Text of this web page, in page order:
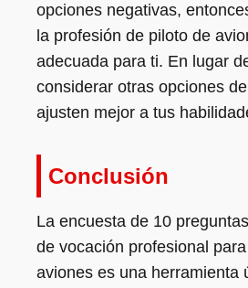
opciones negativas,
la profesión de piloto de
adecuada para ti. En lugar
considerar otras opciones
ajusten mejor a tus
Conclusión
La encuesta de 10
de vocación profesional
aviones es una herramienta